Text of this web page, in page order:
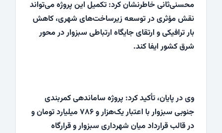
محسنی‌ثانی خاطرنشان کرد: تکمیل این پروژه می‌تواند
نقش مؤثری در توسعه زیرساخت‌های شهری، کاهش
بار ترافیکی و ارتقای جایگاه ارتباطی سبزوار در محور
شرق کشور ایفا کند.
وی در پایان، تأکید کرد: پروژه ساماندهی کمربندی
جنوبی سبزوار با اعتبار یک‌هزار و ۷۸۶ میلیارد تومان و
در قالب قرارداد میان شهرداری سبزوار و قرارگاه